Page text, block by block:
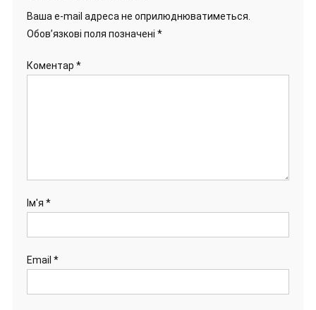
Ваша e-mail адреса не оприлюднюватиметься.
Обов’язкові поля позначені *
Коментар *
Ім'я *
Email *